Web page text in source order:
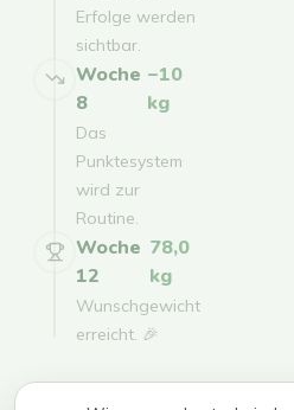
Erfolge werden
sichtbar.
Woche
8
−10
kg
Das
Punktesystem
wird zur
Routine.
Woche
12
78,0
kg
Wunschgewicht
erreicht. 🎉